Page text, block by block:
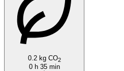
0.2 kg CO2
0 h 35 min